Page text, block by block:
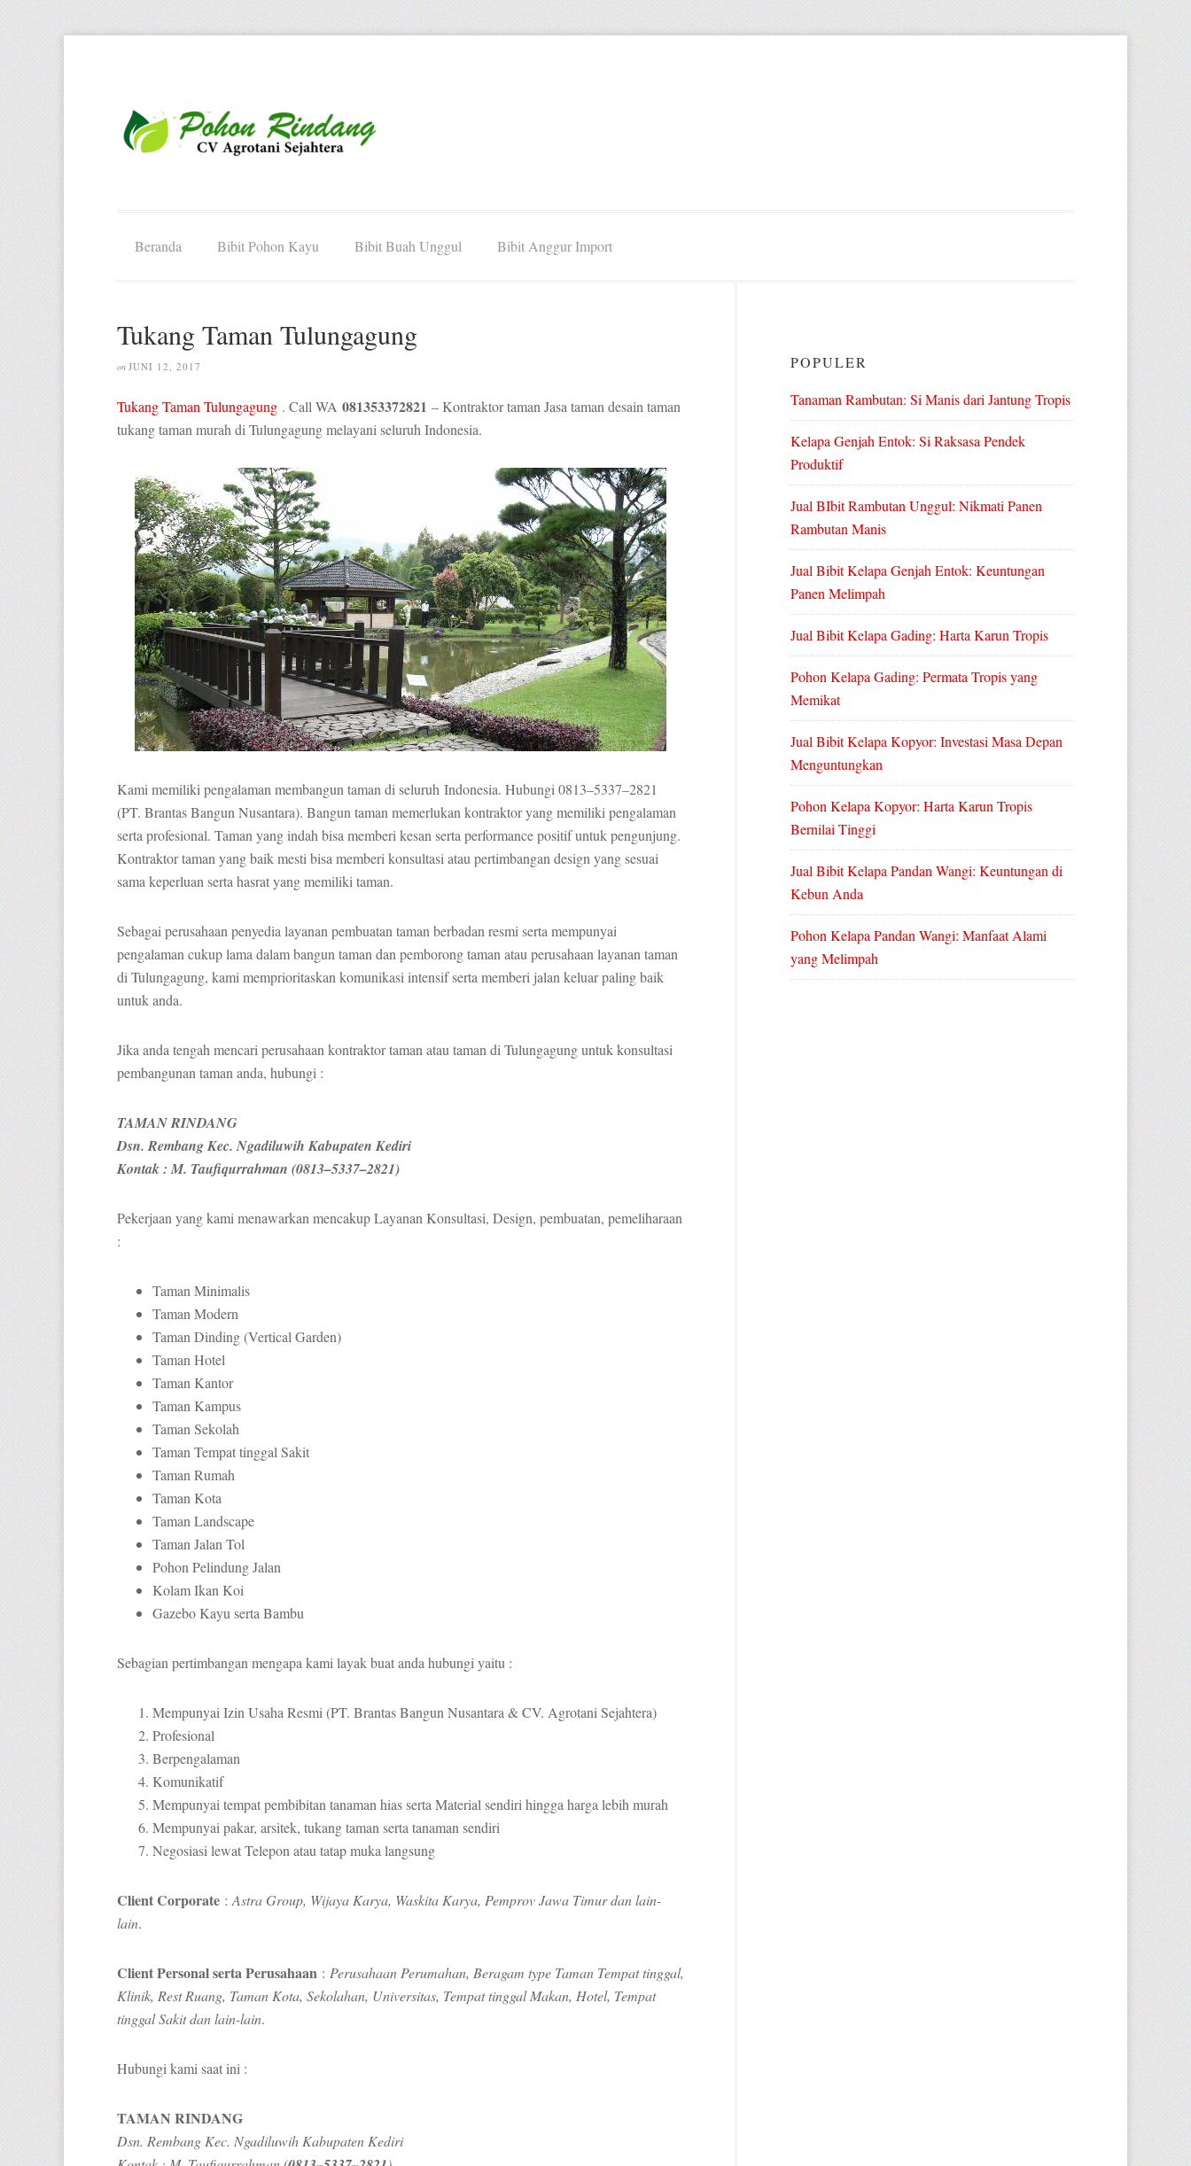
Beranda Bibit Pohon Kayu Bibit Buah Unggul Bibit Anggur Import
Tukang Taman Tulungagung
on JUNI 12, 2017
Tukang Taman Tulungagung . Call WA 081353372821 – Kontraktor taman Jasa taman desain taman
tukang taman murah di Tulungagung melayani seluruh Indonesia.
Kami memiliki pengalaman membangun taman di seluruh Indonesia. Hubungi 0813–5337–2821
(PT. Brantas Bangun Nusantara). Bangun taman memerlukan kontraktor yang memiliki pengalaman
serta profesional. Taman yang indah bisa memberi kesan serta performance positif untuk pengunjung.
Kontraktor taman yang baik mesti bisa memberi konsultasi atau pertimbangan design yang sesuai
sama keperluan serta hasrat yang memiliki taman.
Sebagai perusahaan penyedia layanan pembuatan taman berbadan resmi serta mempunyai
pengalaman cukup lama dalam bangun taman dan pemborong taman atau perusahaan layanan taman
di Tulungagung, kami memprioritaskan komunikasi intensif serta memberi jalan keluar paling baik
untuk anda.
Jika anda tengah mencari perusahaan kontraktor taman atau taman di Tulungagung untuk konsultasi
pembangunan taman anda, hubungi :
TAMAN RINDANG
Dsn. Rembang Kec. Ngadiluwih Kabupaten Kediri
Kontak : M. Taufiqurrahman (0813–5337–2821)
Pekerjaan yang kami menawarkan mencakup Layanan Konsultasi, Design, pembuatan, pemeliharaan
:
Taman Minimalis
Taman Modern
Taman Dinding (Vertical Garden)
Taman Hotel
Taman Kantor
Taman Kampus
Taman Sekolah
Taman Tempat tinggal Sakit
Taman Rumah
Taman Kota
Taman Landscape
Taman Jalan Tol
Pohon Pelindung Jalan
Kolam Ikan Koi
Gazebo Kayu serta Bambu
Sebagian pertimbangan mengapa kami layak buat anda hubungi yaitu :
Mempunyai Izin Usaha Resmi (PT. Brantas Bangun Nusantara & CV. Agrotani Sejahtera)
Profesional
Berpengalaman
Komunikatif
Mempunyai tempat pembibitan tanaman hias serta Material sendiri hingga harga lebih murah
Mempunyai pakar, arsitek, tukang taman serta tanaman sendiri
Negosiasi lewat Telepon atau tatap muka langsung
Client Corporate : Astra Group, Wijaya Karya, Waskita Karya, Pemprov Jawa Timur dan lain-
lain.
Client Personal serta Perusahaan : Perusahaan Perumahan, Beragam type Taman Tempat tinggal,
Klinik, Rest Ruang, Taman Kota, Sekolahan, Universitas, Tempat tinggal Makan, Hotel, Tempat
tinggal Sakit dan lain-lain.
Hubungi kami saat ini :
TAMAN RINDANG
Dsn. Rembang Kec. Ngadiluwih Kabupaten Kediri
POPULER
Tanaman Rambutan: Si Manis dari Jantung Tropis
Kelapa Genjah Entok: Si Raksasa Pendek
Produktif
Jual BIbit Rambutan Unggul: Nikmati Panen
Rambutan Manis
Jual Bibit Kelapa Genjah Entok: Keuntungan
Panen Melimpah
Jual Bibit Kelapa Gading: Harta Karun Tropis
Pohon Kelapa Gading: Permata Tropis yang
Memikat
Jual Bibit Kelapa Kopyor: Investasi Masa Depan
Menguntungkan
Pohon Kelapa Kopyor: Harta Karun Tropis
Bernilai Tinggi
Jual Bibit Kelapa Pandan Wangi: Keuntungan di
Kebun Anda
Pohon Kelapa Pandan Wangi: Manfaat Alami
yang Melimpah